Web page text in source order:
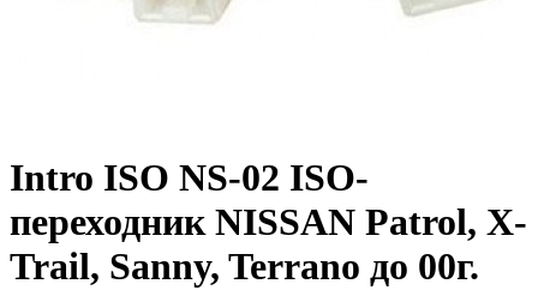
Intro ISO NS-02 ISO-
переходник NISSAN Patrol, X-
Trail, Sanny, Terrano до 00г.